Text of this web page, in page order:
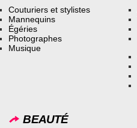
Couturiers et stylistes
Mannequins
Égéries
Photographes
Musique
BEAUTÉ